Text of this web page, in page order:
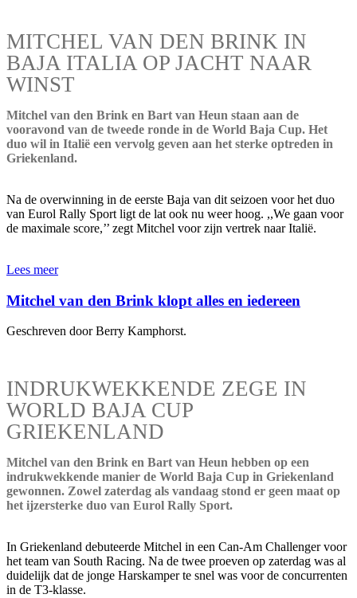
MITCHEL VAN DEN BRINK IN
BAJA ITALIA OP JACHT NAAR
WINST
Mitchel van den Brink en Bart van Heun staan aan de
vooravond van de tweede ronde in de World Baja Cup. Het
duo wil in Italië een vervolg geven aan het sterke optreden in
Griekenland.
Na de overwinning in de eerste Baja van dit seizoen voor het duo
van Eurol Rally Sport ligt de lat ook nu weer hoog. ,,We gaan voor
de maximale score,’’ zegt Mitchel voor zijn vertrek naar Italië.
Lees meer
Mitchel van den Brink klopt alles en iedereen
Geschreven door Berry Kamphorst.
INDRUKWEKKENDE ZEGE IN
WORLD BAJA CUP
GRIEKENLAND
Mitchel van den Brink en Bart van Heun hebben op een
indrukwekkende manier de World Baja Cup in Griekenland
gewonnen. Zowel zaterdag als vandaag stond er geen maat op
het ijzersterke duo van Eurol Rally Sport.
In Griekenland debuteerde Mitchel in een Can-Am Challenger voor
het team van South Racing. Na de twee proeven op zaterdag was al
duidelijk dat de jonge Harskamper te snel was voor de concurrenten
in de T3-klasse.